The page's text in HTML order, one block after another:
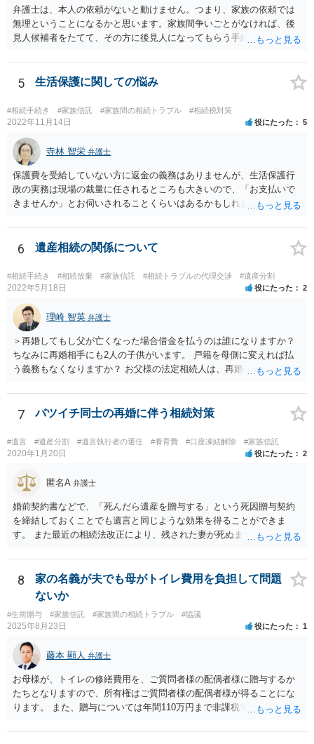
弁護士は、本人の依頼がないと動けません。つまり、家族の依頼では
無理ということになるかと思います。家族間争いごとがなければ、後
見人候補者をたてて、その方に後見人になってもらう手続をすすめた
5 生活保護に関しての悩み
#相続手続き #家族信託 #家族間の相続トラブル #相続税対策
2022年11月14日 役にたった 5
寺林 智栄 弁護士
保護費を受給していない方に返金の義務はありませんが、生活保護行
政の実務は現場の裁量に任されるところも大きいので、「お支払いで
きませんか」とお伺いされることくらいはあるかもしれません。 通報
考えてご判断いただくのが良いと思います。
6 遺産相続の関係について
#相続手続き #相続放棄 #家族信託 #相続トラブルの代理交渉 #遺産分割
2022年5月18日 役にたった 2
理崎 智英 弁護士
＞再婚してもし父が亡くなった場合借金を払うのは誰になりますか？
ちなみに再婚相手にも2人の子供がいます。 戸籍を母側に変えれば払
う義務もなくなりますか？ お父様の法定相続人は、再婚相手とご相談
戸籍がどこにあるのかは関係ありません。 ただし、お父様が亡くなっ
たことを知ってから３か月以内に家庭裁判所にて「相続放棄」の手続
7 バツイチ同士の再婚に伴う相続対策
#遺言 #遺産分割 #遺言執行者の選任 #養育費 #口座凍結解除 #家族信託
2020年1月20日 役にたった 2
匿名A 弁護士
婚前契約書などで、「死んだら遺産を贈与する」という死因贈与契約
を締結しておくことでも遺言と同じような効果を得ることができま
す。 また最近の相続法改正により、残された妻が死ぬまで家に住み続
で、その制度を活用する方法も考えられます。 もし契約書の作成まで
視野に入れておられる場合は、お近くの弁護士、できれば相続に強い
弁護士にご相談なさるとよいでしょう。
8
家の名義が夫でも母がトイレ費用を負担して問題
ないか
#生前贈与 #家族信託 #家族間の相続トラブル #協議
2025年8月23日 役にたった 1
藤本 顯人 弁護士
お母様が、トイレの修繕費用を、ご質問者様の配偶者様に贈与するか
たちとなりますので、所有権はご質問者様の配偶者様が得ることにな
ります。 また、贈与については年間110万円まで非課税であり、トイ